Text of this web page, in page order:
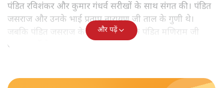
पंडित रविशंकर और कुमार गंधर्व सरीखों के साथ संगत की। पंडित
जसराज और उनके भाई प्रताप नारायण जी ताल के गुणी थे।
जबकि पंडित जसराज के बड़े भाई और गुरु पंडित मणिराम जी
अव्वल दर्जे के गायक।
और पढ़ें